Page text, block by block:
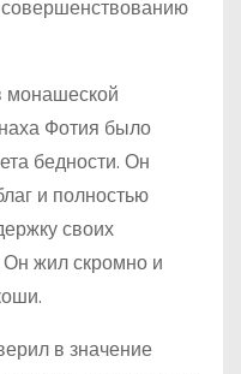
совершенствованию
монашеской
Фотия было
бедности. Он
и полностью
своих
жил скромно и
в значение